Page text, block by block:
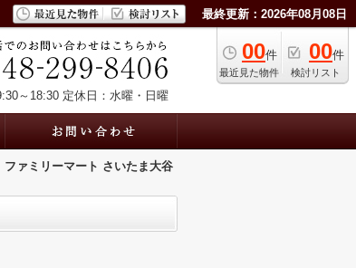
最終更新：2026年08月08日
00件
最近見た物件
00件
検討リスト
～18:30 定休日：水曜・日曜
ファミリーマート さいたま大谷